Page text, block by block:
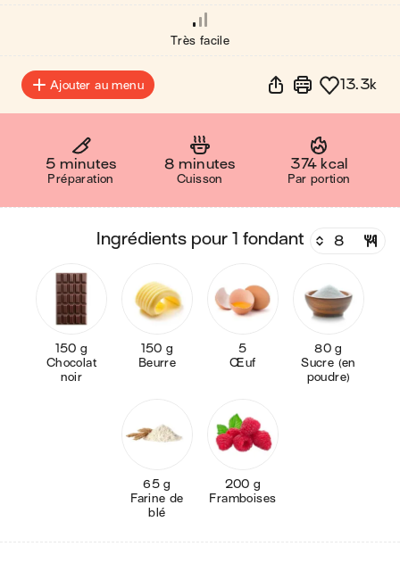
Très facile
Ajouter au menu 13.3k
5 minutes
Préparation
8 minutes
Cuisson
374 kcal
Par portion
ingrédients pour 1 fondant
150 g
Chocolat
noir
150 g
Beurre
5
Œuf
80 g
Sucre (en
poudre)
65 g
Farine de
blé
200 g
Framboises